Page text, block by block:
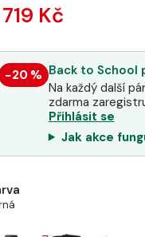
Kč
−20 % Back to School
Na každý další
zdarma
Přihlásit se
Jak akce